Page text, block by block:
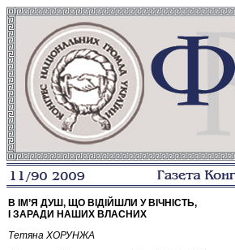
В ІМ’Я ДУШ, ЩО ВІДІЙШЛИ У ВІЧНІСТЬ,
І ЗАРАДИ НАШИХ ВЛАСНИХ
Тетяна ХОРУНЖА